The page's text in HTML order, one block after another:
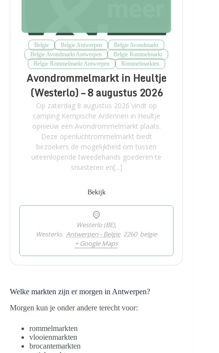
Belgie Belgie Antwerpen
Belgie Avondmarkt
Belgie Avondmarkt Antwerpen
Belgie Rommelmarkt
Belgie Rommelmarkt Antwerpen
Rommelmarkten
Avondrommelmarkt in Heultje
(Westerlo) – 8 augustus 2026
Op zaterdag 8 augustus 2026 vindt op
camping Kempische Ardennen in Heultje
opnieuw een Avondrommelmarkt plaats.
Deze openluchtrommelmarkt biedt
bezoekers de mogelijkheid om tussen
uiteenlopende tweedehands goederen te
snuisteren en[...]
Bekijk
Westerlo (BE),
Westerlo, Antwerpen - Belgie 2260 belgie
+ Google Maps
Welke markten zijn er morgen in Antwerpen?
Morgen kun je onder andere terecht voor:
rommelmarkten
vlooienmarkten
brocantemarkten